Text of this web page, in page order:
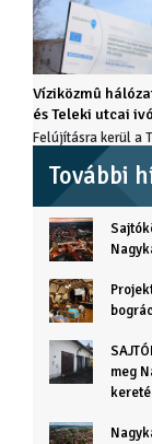
Víziközmû
és Teleki utcai
Felújításra kerül a
További
meg